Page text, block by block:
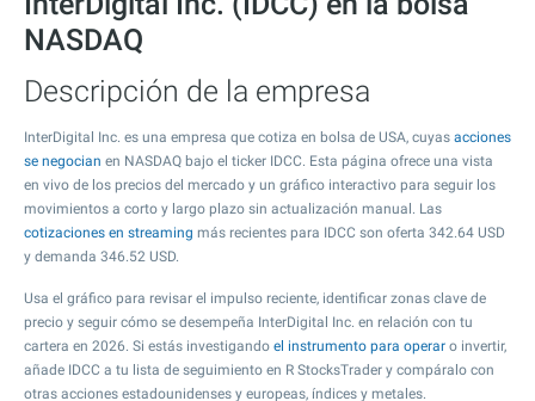
NASDAQ
Descripción de la empresa
InterDigital Inc. es una empresa que cotiza en bolsa de USA, cuyas acciones
se negocian en NASDAQ bajo el ticker IDCC. Esta página ofrece una vista
en vivo de los precios del mercado y un gráfico interactivo para seguir los
movimientos a corto y largo plazo sin actualización manual. Las
cotizaciones en streaming más recientes para IDCC son oferta 342.64 USD
y demanda 346.52 USD.
Usa el gráfico para revisar el impulso reciente, identificar zonas clave de
precio y seguir cómo se desempeña InterDigital Inc. en relación con tu
cartera en 2026. Si estás investigando el instrumento para operar o invertir,
añade IDCC a tu lista de seguimiento en R StocksTrader y compáralo con
otras acciones estadounidenses y europeas, índices y metales.